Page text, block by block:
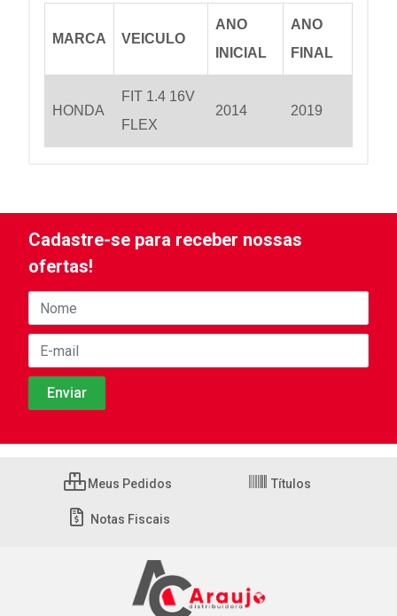
MARCA VEICULO
ANO
INICIAL
ANO
FINAL
HONDA
FIT 1.4 16V
FLEX
2014 2019
Cadastre-se para receber nossas
ofertas!
Meus Pedidos Títulos
Notas Fiscais